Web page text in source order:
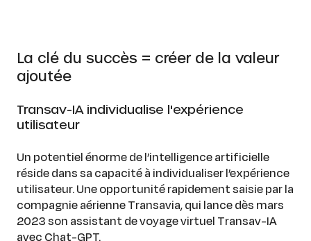
La clé du succès = créer de la valeur
ajoutée
Transav-IA individualise l'expérience
utilisateur
Un potentiel énorme de l’intelligence artificielle
réside dans sa capacité à individualiser l’expérience
utilisateur. Une opportunité rapidement saisie par la
compagnie aérienne Transavia, qui lance dès mars
2023 son assistant de voyage virtuel Transav-IA
avec Chat-GPT.